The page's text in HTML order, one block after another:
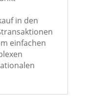
in den
einfachen